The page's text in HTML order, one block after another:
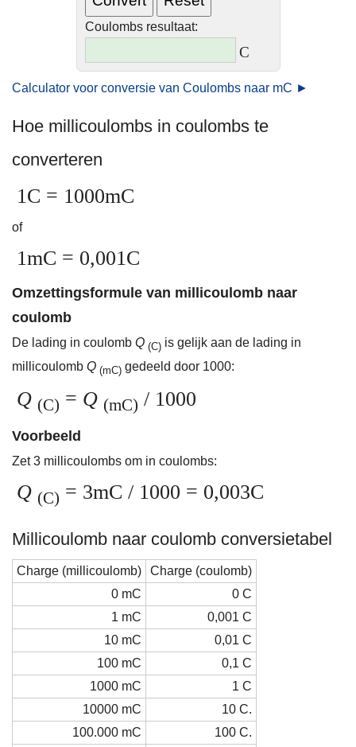
Coulombs resultaat:
C
Calculator voor conversie van Coulombs naar mC ►
Hoe millicoulombs in coulombs te
converteren
1C = 1000mC
of
1mC = 0,001C
Omzettingsformule van millicoulomb naar
coulomb
De lading in coulomb Q (C) is gelijk aan de lading in
millicoulomb Q (mC) gedeeld door 1000:
Q (C) = Q (mC) / 1000
Voorbeeld
Zet 3 millicoulombs om in coulombs:
Q (C) = 3mC / 1000 = 0,003C
Millicoulomb naar coulomb conversietabel
Charge (millicoulomb)
Charge (coulomb)
0 mC
0 C
1 mC
0,001 C
10 mC
0,01 C
100 mC
0,1 C
1000 mC
1 C
10000 mC
10 C.
100.000 mC
100 C.